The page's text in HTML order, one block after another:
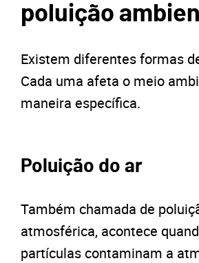
poluição
Existem diferentes formas
Cada uma afeta o meio
maneira específica.
Poluição do ar
Também chamada de
atmosférica, acontece
partículas contaminam a